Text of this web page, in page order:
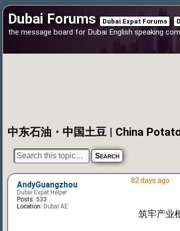
Dubai Forums Dubai Expat Forums
the message board for Dubai English speaking
82 days ago
筑牢产业
AndyGuangzhou
Dubai Expat Helper
Posts: 533
Location: Dubai AE